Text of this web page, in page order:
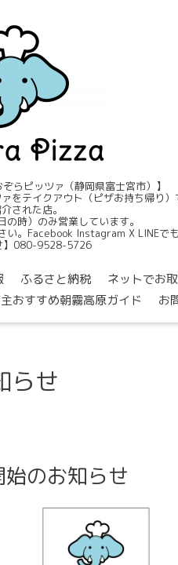
らピッツァ（静岡県富士宮市）】
をテイクアウト（ピザお持ち帰り
された店。
時）のみ営業しています。
。Facebook Instagram X LINEで
】080-9528-5726
ふるさと納税 ネットでお
おすすめ朝霧高原ガイド お
らせ
のお知らせ